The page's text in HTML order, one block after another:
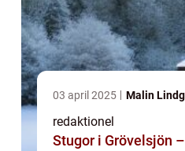
03 april 2025 Malin
redaktionel
Stugor i Grövelsjön